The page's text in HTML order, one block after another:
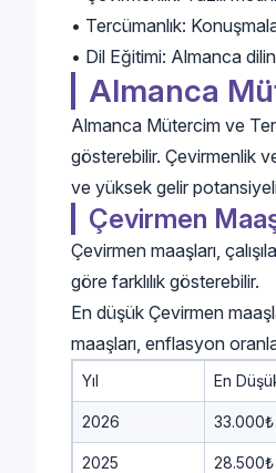
• Tercümanlık:
• Dil Eğitimi: Almanca
Almanca
Almanca Mütercim ve
gösterebilir. Çevirmenlik
ve yüksek gelir
Çevirmen
Çevirmen maaşları,
göre farklılık gösterebilir.
En düşük Çevirmen
maaşları, enflasyon
Yıl En
2026 33.000₺
2025 28.500₺